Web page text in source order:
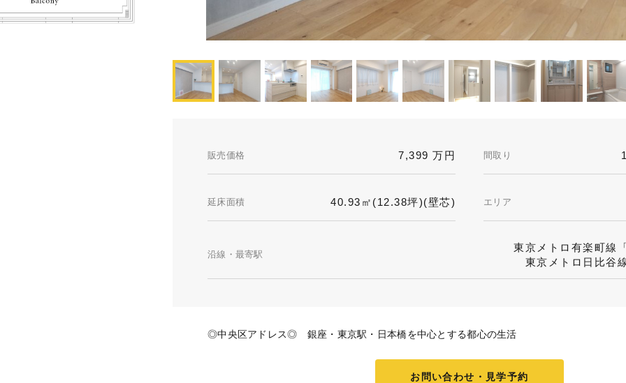
販売価格 7,399 万円 間取り
延床面積 40.93㎡(12.38坪)(壁芯) エリア
沿線・最寄駅
東京メトロ有楽町線
東京メトロ日比谷
◎中央区アドレス◎ 銀座・東京駅・日本橋を中心とする都心の生活
お問い合わせ・見学予約